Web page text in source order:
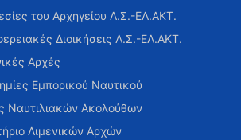
του Αρχηγείου Λ.Σ.-ΕΛ.ΑΚΤ.
Διοικήσεις Λ.Σ.-ΕΛ.ΑΚΤ.
Αρχές
Εμπορικού Ναυτικού
Ναυτιλιακών Ακολούθων
Λιμενικών Αρχών